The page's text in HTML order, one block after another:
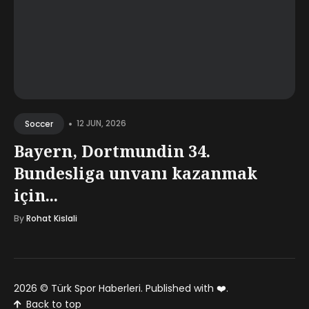
Soccer • 12 JUN, 2026
Bayern, Dortmundin 34.
Bundesliga unvanı kazanmak
için...
ByRohat Kislali
2026 © Türk Spor Haberleri. Published with ❤️.
Back to top